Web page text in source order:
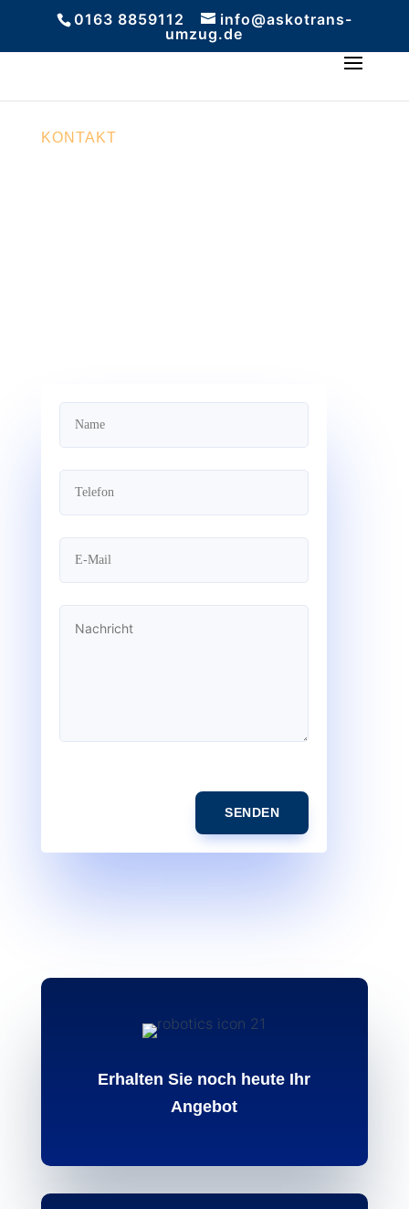
0163 8859112
info@askotrans-
umzug.de
KONTAKT
SENDEN
Erhalten Sie noch heute Ihr
Angebot